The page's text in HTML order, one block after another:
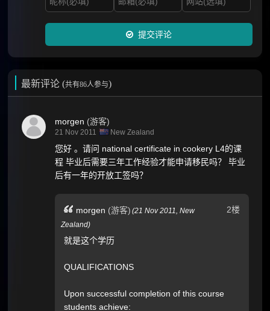
提交评论
最新评论 (共有86人参与)
morgen (游客)
21 Nov 2011 New Zealand
您好 。请问 national certificate in cookery L4的课
程 毕业后需要三年工作经验才能申请移民吗？ 毕业
后有一年的开放工签吗？
2楼
morgen (游客) (21 Nov 2011,New
Zealand)
就是这个学历
QUALIFICATIONS
Upon successful completion of this course
students achieve: